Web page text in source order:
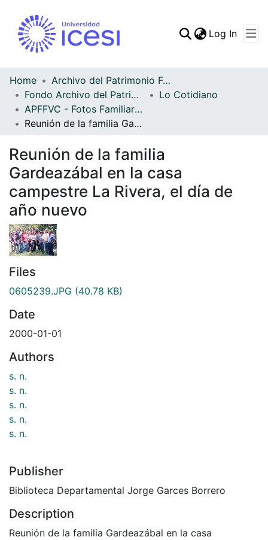
Statistics
Log In
Home
Archivo del Patrimonio Fotográfico y Fílmico del Valle del Cauca
Fondo Archivo del Patrimonio Fotográfico y Fílmico del Valle del Cauca
Lo Cotidiano
APFFVC - Fotos Familiares - Patrimonial
Reunión de la familia Gardeazábal en la casa campestre La Rivera, el día de año nuevo
Reunión de la familia
Gardeazábal en la casa
campestre La Rivera, el día de
año nuevo
Files
0605239.JPG (40.78 KB)
Date
2000-01-01
Authors
s. n.
s. n.
s. n.
s. n.
s. n.
Publisher
Biblioteca Departamental Jorge Garces Borrero
Description
Reunión de la familia Gardeazábal en la casa